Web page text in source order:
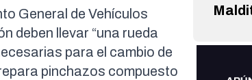
General de Vehículos
deben llevar “una rueda
para el cambio de
pinchazos compuesto